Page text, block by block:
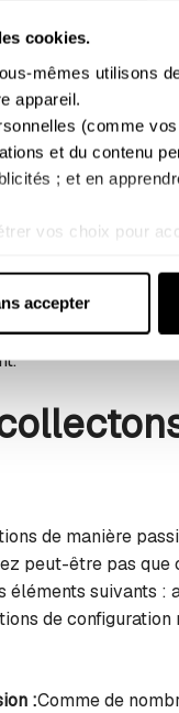
cookies.
mêmes utilisons
appareil.
(comme
et du contenu
; et en
vos choix pour
accepter
Marques.
Luz, immatriculée
est
personnelles à
pour
notre politique
de manière
peut-être pas
suivants :
de
:Comme de